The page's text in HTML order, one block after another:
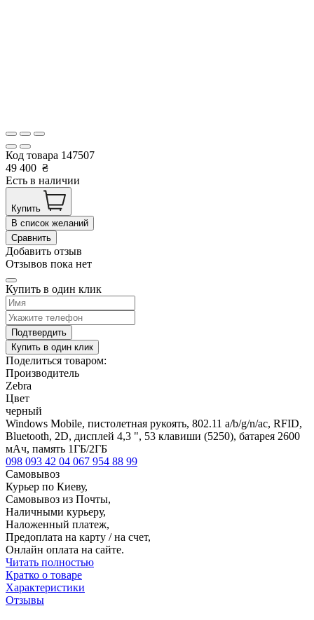
Код товара 147507
49 400 ₴
Есть в наличии
Купить
В список желаний
Сравнить
Добавить отзыв
Отзывов пока нет
Купить в один клик
Подтвердить
Купить в один клик
Поделиться товаром:
Производитель
Zebra
Цвет
черный
Windows Mobile, пистолетная рукоять, 802.11 a/b/g/n/ac, RFID,
Bluetooth, 2D, дисплей 4,3 ", 53 клавиши (5250), батарея 2600
мАч, память 1ГБ/2ГБ
098 093 42 04 067 954 88 99
Самовывоз
Курьер по Киеву,
Самовывоз из Почты,
Наличными курьеру,
Наложенный платеж,
Предоплата на карту / на счет,
Онлайн оплата на сайте.
Читать полностью
Кратко о товаре
Характеристики
Отзывы